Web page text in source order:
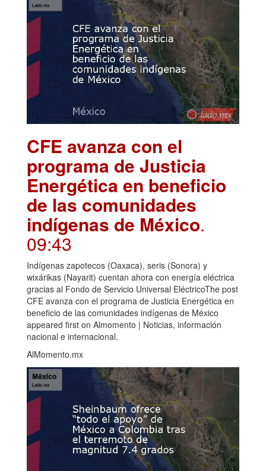
CFE avanza con el
programa de Justicia
Energética en beneficio
de las comunidades
indígenas de México.
09:43
Indígenas zapotecos (Oaxaca), seris (Sonora) y
wixárikas (Nayarit) cuentan ahora con energía eléctrica
gracias al Fondo de Servicio Universal EléctricoThe post
CFE avanza con el programa de Justicia Energética en
beneficio de las comunidades indígenas de México
appeared first on Almomento | Noticias, información
nacional e internacional.
AlMomento.mx